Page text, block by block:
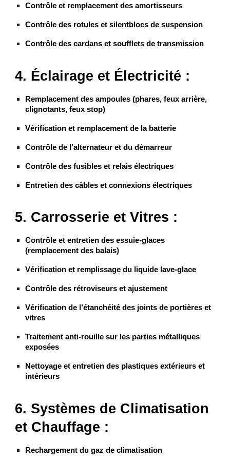
Contrôle et remplacement des amortisseurs
Contrôle des rotules et silentblocs de suspension
Contrôle des cardans et soufflets de transmission
4. Éclairage et Électricité :
Remplacement des ampoules (phares, feux arrière,
clignotants, feux stop)
Vérification et remplacement de la batterie
Contrôle de l’alternateur et du démarreur
Contrôle des fusibles et relais électriques
Entretien des câbles et connexions électriques
5. Carrosserie et Vitres :
Contrôle et entretien des essuie-glaces
(remplacement des balais)
Vérification et remplissage du liquide lave-glace
Contrôle des rétroviseurs et ajustement
Vérification de l’étanchéité des joints de portières et
vitres
Traitement anti-rouille sur les parties métalliques
exposées
Nettoyage et entretien des plastiques extérieurs et
intérieurs
6. Systèmes de Climatisation
et Chauffage :
Rechargement du gaz de climatisation